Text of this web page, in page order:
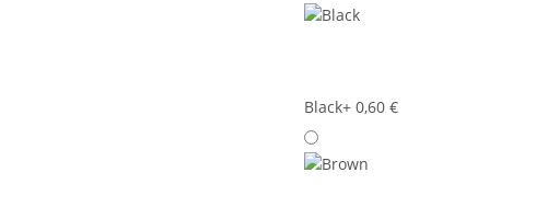
Black+ 0,60 €